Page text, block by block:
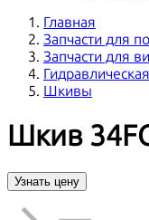
Главная
Запчасти для
Запчасти для
Шкивы
Шкив
Узнать цену